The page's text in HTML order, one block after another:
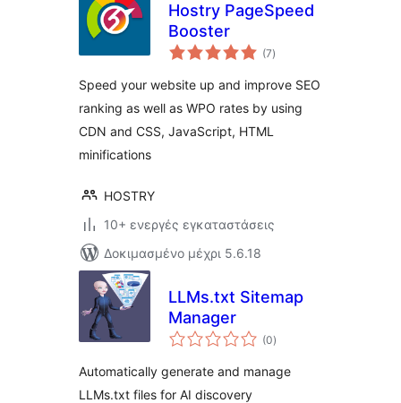
Hostry PageSpeed
Booster
(7αξιολογήσεις
σύνολο
)
Speed your website up and improve SEO
ranking as well as WPO rates by using
CDN and CSS, JavaScript, HTML
minifications
HOSTRY
10+ ενεργές εγκαταστάσεις
Δοκιμασμένο μέχρι 5.6.18
LLMs.txt Sitemap
Manager
(0αξιολογήσεις
σύνολο
)
Automatically generate and manage
LLMs.txt files for AI discovery